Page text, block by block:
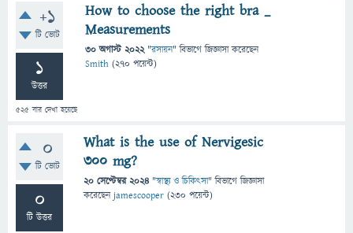
+1
টি ভোট
1
উত্তর
525 বার দেখা হয়েছে
How to choose the right bra _
Measurements
30 অগাস্ট 2022 "রসায়ন" বিভাগে জিজ্ঞাসাকরেছেন
Smith (270 পয়েন্ট)
0
টি ভোট
0
টি উত্তর
What is the use of Nervigesic
300 mg?
20 সেপ্টেম্বর 2024 "স্বাস্থ্য ও চিকিৎসা" বিভাগে জিজ্ঞাসা
করেছেনjamescooper (230 পয়েন্ট)